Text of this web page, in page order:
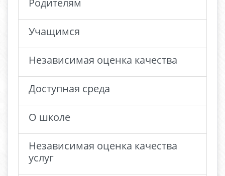
Родителям
Учащимся
Независимая оценка качества
Доступная среда
О школе
Независимая оценка качества
услуг